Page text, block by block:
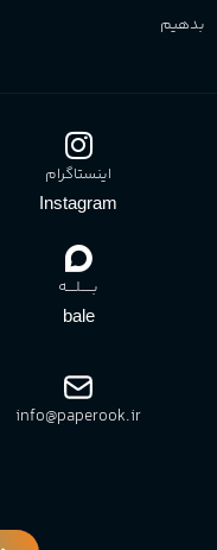
بدهیم
اینستاگرام
Instagram
بـــــلــــه
bale
info@paperook.ir